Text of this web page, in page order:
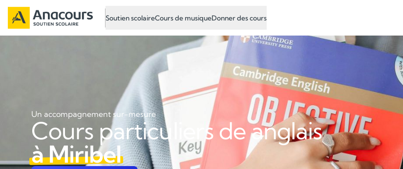
Soutien scolaireCours de musiqueDonner des cours
Un accompagnement sur-mesure
Cours particuliers de anglais
à Miribel